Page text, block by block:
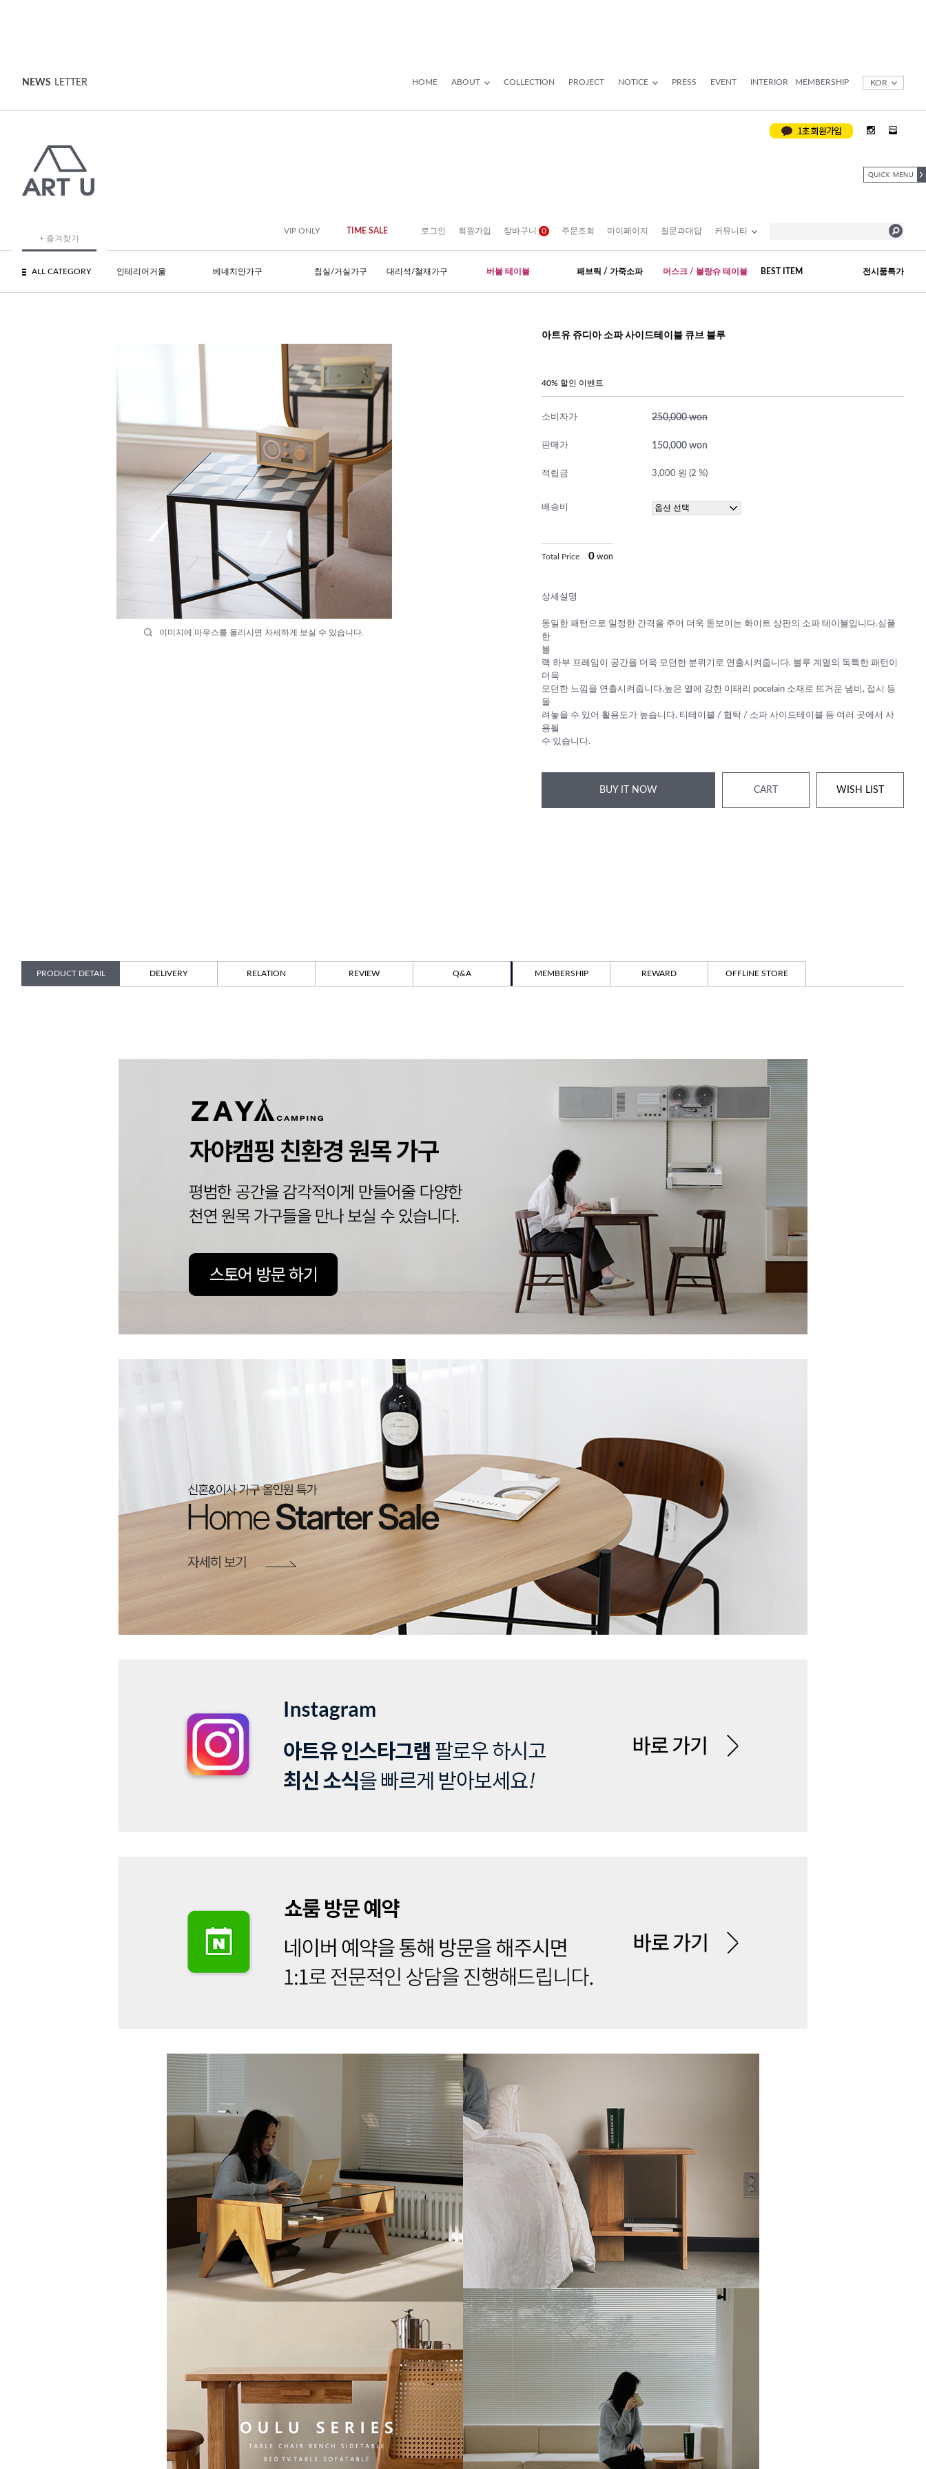
NEWS LETTER HOME ABOUT COLLECTION PROJECT NOTICE PRESS EVENT INTERIOR MEMBERSHIP KOR
+ 즐겨찾기
VIP ONLY TIME SALE 로그인 회원가입 장바구니 0 주문조회 마이페이지 질문과대답 커뮤니티
ALL CATEGORY 인테리어거울 베네치안가구 침실/거실가구 대리석/철재가구 버블 테이블 패브릭 / 가죽소파 머스크 / 블랑슈 테이블 BEST ITEM 전시품특가
이미지에 마우스를 올리시면 자세하게 보실 수 있습니다.
아트유 쥬디아 소파 사이드테이블 큐브 블루
40% 할인 이벤트
소비자가 250,000 won
판매가 150,000 won
적립금 3,000 원 (2 %)
배송비
Total Price 0 won
상세설명
동일한 패턴으로 일정한 간격을 주어 더욱 돋보이는 화이트 상판의 소파 테이블입니다.심플
한
블
랙 하부 프레임이 공간을 더욱 모던한 분위기로 연출시켜줍니다. 블루 계열의 독특한 패턴이
더욱
모던한 느낌을 연출시켜줍니다.높은 열에 강한 이태리 pocelain 소재로 뜨거운 냄비, 접시 등
올
려놓을 수 있어 활용도가 높습니다. 티테이블 / 협탁 / 소파 사이드테이블 등 여러 곳에서 사
용될
수 있습니다.
BUY IT NOW CART WISH LIST
PRODUCT DETAIL DELIVERY RELATION REVIEW Q&A MEMBERSHIP REWARD OFFLINE STORE